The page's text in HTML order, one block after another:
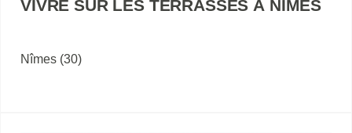
VIVRE SUR LES TERRASSES À NÎMES
Nîmes (30)